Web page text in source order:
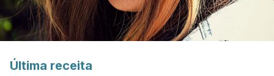
Última receita